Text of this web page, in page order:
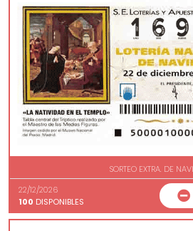
SORTEO EXTRA. DE
22/12/2026
100 DISPONIBLES